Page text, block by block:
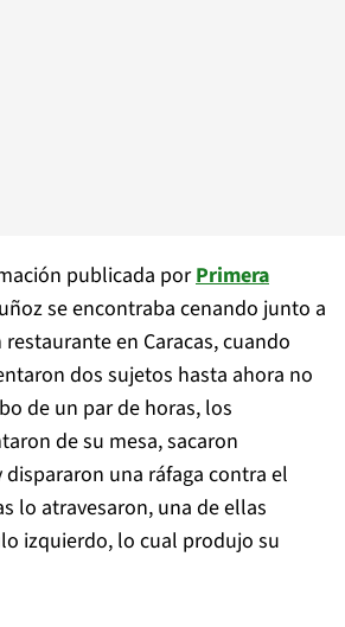
publicada porPrimera
se encontraba cenando junto a
en Caracas, cuando
dos sujetos hasta ahora no
de un par de horas, los
de su mesa, sacaron
una ráfaga contra el
lo atravesaron, una de ellas
izquierdo, lo cual produjo su